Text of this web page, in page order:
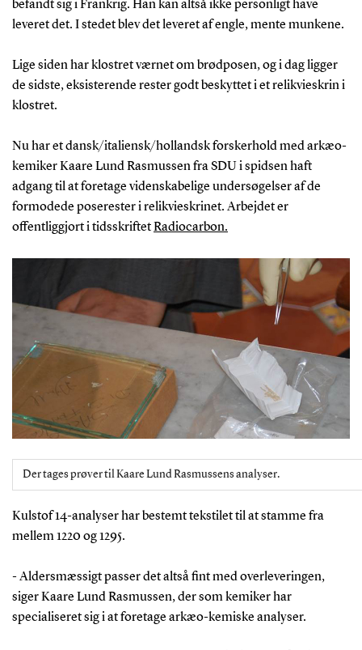
befandt sig i Frankrig. Han kan altså ikke personligt have
leveret det. I stedet blev det leveret af engle, mente munkene.
Lige siden har klostret værnet om brødposen, og i dag ligger
de sidste, eksisterende rester godt beskyttet i et relikvieskrin i
klostret.
Nu har et dansk/italiensk/hollandsk forskerhold med arkæo-
kemiker Kaare Lund Rasmussen fra SDU i spidsen haft
adgang til at foretage videnskabelige undersøgelser af de
formodede poserester i relikvieskrinet. Arbejdet er
offentliggjort i tidsskriftetRadiocarbon.
Der tages prøver til Kaare Lund Rasmussens analyser.
Kulstof 14-analyser har bestemt tekstilet til at stamme fra
mellem 1220 og 1295.
- Aldersmæssigt passer det altså fint med overleveringen,
siger Kaare Lund Rasmussen, der som kemiker har
specialiseret sig i at foretage arkæo-kemiske analyser.